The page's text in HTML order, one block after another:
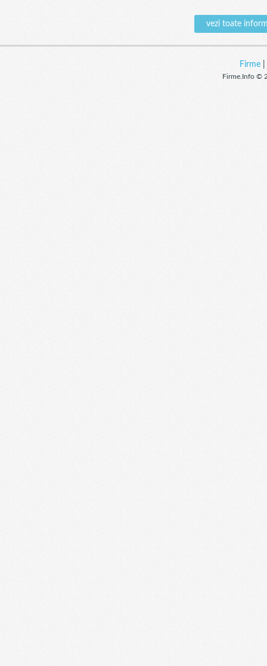
vezi toate
Firme|
Firme.Info ©